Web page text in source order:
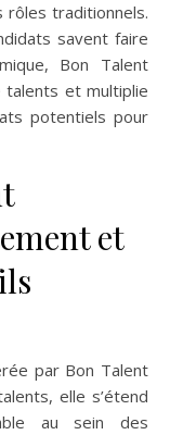
rôles traditionnels.
savent faire
Bon Talent
talents et multiplie
potentiels pour
et
par Bon Talent
elle s’étend
au sein des